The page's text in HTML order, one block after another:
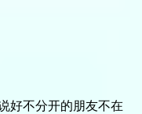
不分开的朋友不在